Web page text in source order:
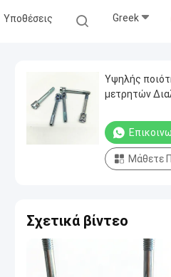
Υποθέσεις Greek
Υψηλής
μετρητών
ωφέλειας
Μάθετε
Σχετικά βίντεο